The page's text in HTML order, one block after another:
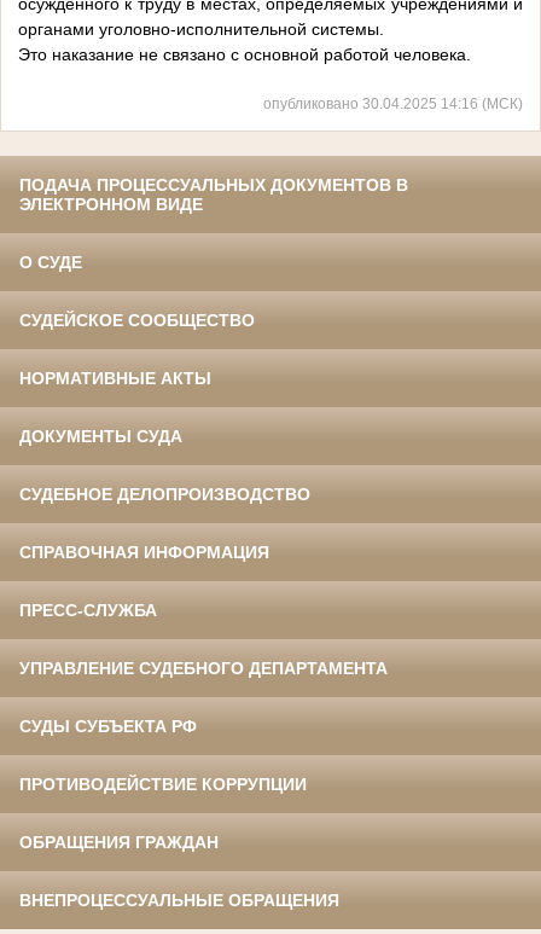
органами уголовно-исполнительной системы.
Это наказание не связано с основной работой человека.
опубликовано 30.04.2025 14:16 (МСК)
ПОДАЧА ПРОЦЕССУАЛЬНЫХ ДОКУМЕНТОВ В
ЭЛЕКТРОННОМ ВИДЕ
О СУДЕ
СУДЕЙСКОЕ СООБЩЕСТВО
НОРМАТИВНЫЕ АКТЫ
ДОКУМЕНТЫ СУДА
СУДЕБНОЕ ДЕЛОПРОИЗВОДСТВО
СПРАВОЧНАЯ ИНФОРМАЦИЯ
ПРЕСС-СЛУЖБА
УПРАВЛЕНИЕ СУДЕБНОГО ДЕПАРТАМЕНТА
СУДЫ СУБЪЕКТА РФ
ПРОТИВОДЕЙСТВИЕ КОРРУПЦИИ
ОБРАЩЕНИЯ ГРАЖДАН
ВНЕПРОЦЕССУАЛЬНЫЕ ОБРАЩЕНИЯ